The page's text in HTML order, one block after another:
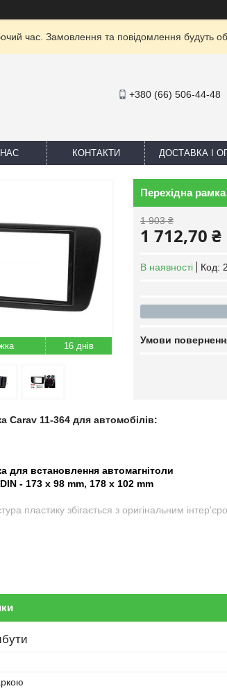
час. Замовлення та повідомлення будуть
+380 (66) 506-44-48
КОНТАКТИ ДОСТАВКА І
16 днів
Перехідна
1 903 ₴
1 712,70 ₴
В наявності Код:
Carav 11-364 для автомобілів:
для встановлення автомагнітоли
- 173 x 98 mm, 178 x 102 mm
пластику збігається з оригінальним